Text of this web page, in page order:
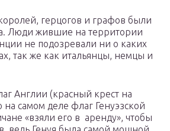
герцогов и графов были
Люди жившие на территории
не подозревали ни о каких
так же как итальянцы, немцы и
Англии (красный крест на
самом деле флаг Генуэзской
«взяли его в аренду», чтобы